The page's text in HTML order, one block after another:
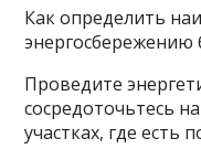
Как определить
энергосбережению
Проведите
сосредоточьтесь
участках, где есть